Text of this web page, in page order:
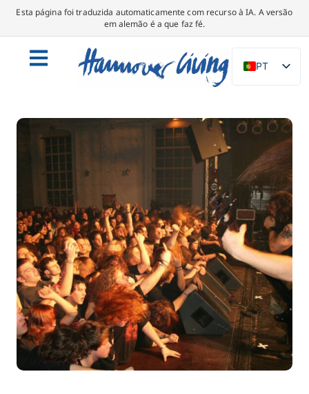
Esta página foi traduzida automaticamente com recurso à IA. A versão
em alemão é a que faz fé.
PT
DE
NL
PL
ES
IT
DA
SV
FR
TR
RU
FI